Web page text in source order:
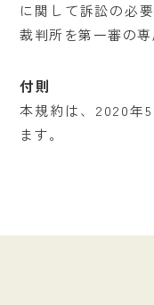
に関して訴訟の必
裁判所を第一審の
付則
本規約は、2020年
ます。